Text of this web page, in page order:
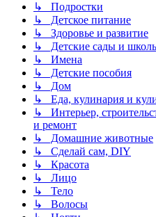
↳ Подростки
↳ Детское питание
↳ Здоровье и развитие
↳ Детские сады и
↳ Имена
↳ Детские пособия
↳ Дом
↳ Еда, кулинария и
↳ Интерьер,
и ремонт
↳ Домашние животные
↳ Сделай сам, DIY
↳ Красота
↳ Лицо
↳ Тело
↳ Волосы